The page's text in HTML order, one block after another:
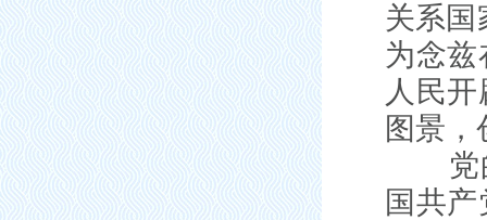
关系国
为念
人民
图景
党的
国共